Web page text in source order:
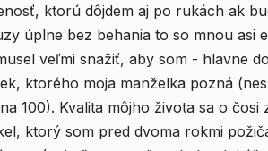
ktorú dôjdem aj po rukách ak
úplne bez behania to so mnou asi
veľmi snažiť, aby som - hlavne
ktorého moja manželka pozná
po tom, ako som si dovliekol
ktorý som pred dvoma rokmi